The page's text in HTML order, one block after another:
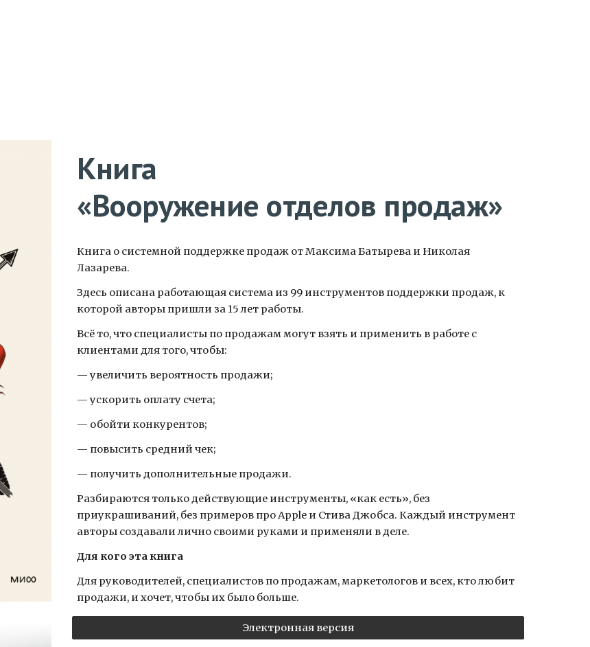
Книга
«Вооружение отделов продаж»
Книга о системной поддержке продаж от Максима Батырева и Николая
Лазарева.
Здесь описана работающая система из 99 инструментов поддержки продаж, к
которой авторы пришли за 15 лет работы.
Всё то, что специалисты по продажам могут взять и применить в работе с
клиентами для того, чтобы:
— увеличить вероятность продажи;
— ускорить оплату счета;
— обойти конкурентов;
— повысить средний чек;
— получить дополнительные продажи.
Разбираются только действующие инструменты, «как есть», без
приукрашиваний, без примеров про Apple и Стива Джобса. Каждый инструмент
авторы создавали лично своими руками и применяли в деле.
Для кого эта книга
Для руководителей, специалистов по продажам, маркетологов и всех, кто любит
продажи, и хочет, чтобы их было больше.
Электронная версия